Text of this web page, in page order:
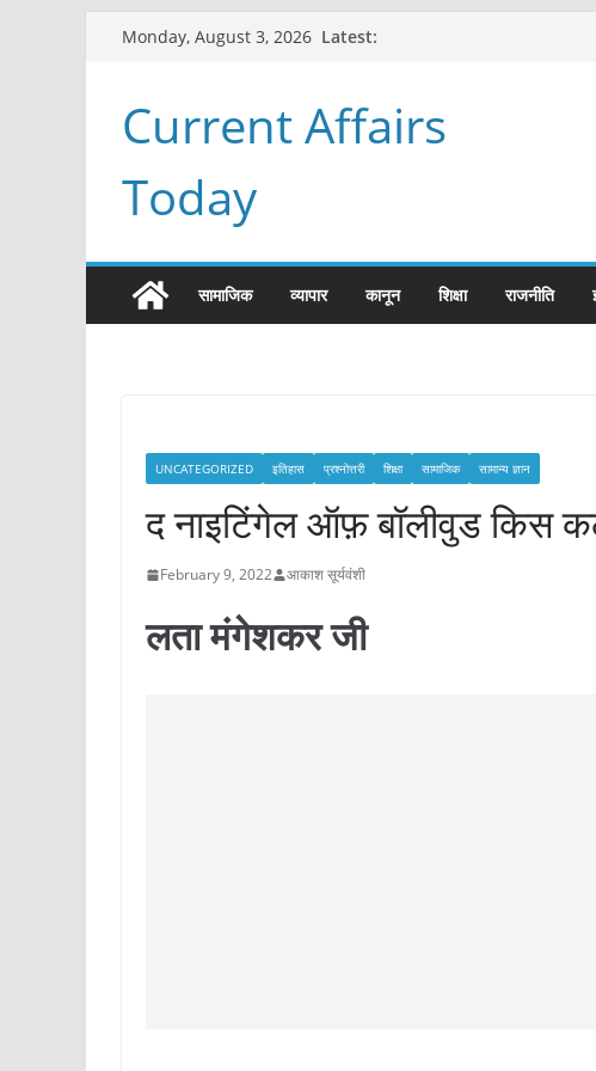
Monday, August 3, 2026 Latest:
Current Affairs
Today
सामाजिक व्यापार कानून शिक्षा राजनीति
UNCATEGORIZED इतिहास प्रश्नोत्तरी शिक्षा सामाजिक सामान्य ज्ञान
द नाइटिंगेल ऑफ़ बॉलीवुड किस
February 9, 2022 आकाश सूर्यवंशी
लता मंगेशकर जी